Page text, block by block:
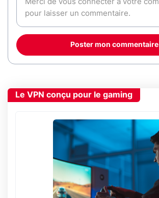
Poster mon commentaire
Le VPN conçu pour le gaming